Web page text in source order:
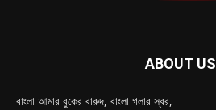
ABOUT US
বাংলা আমার বুকের বারুদ, বাংলা গলার স্বর,